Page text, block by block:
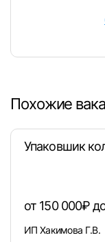
Похожие
Упаковшик
от 150 000₽
ИП Хакимова Г.В.